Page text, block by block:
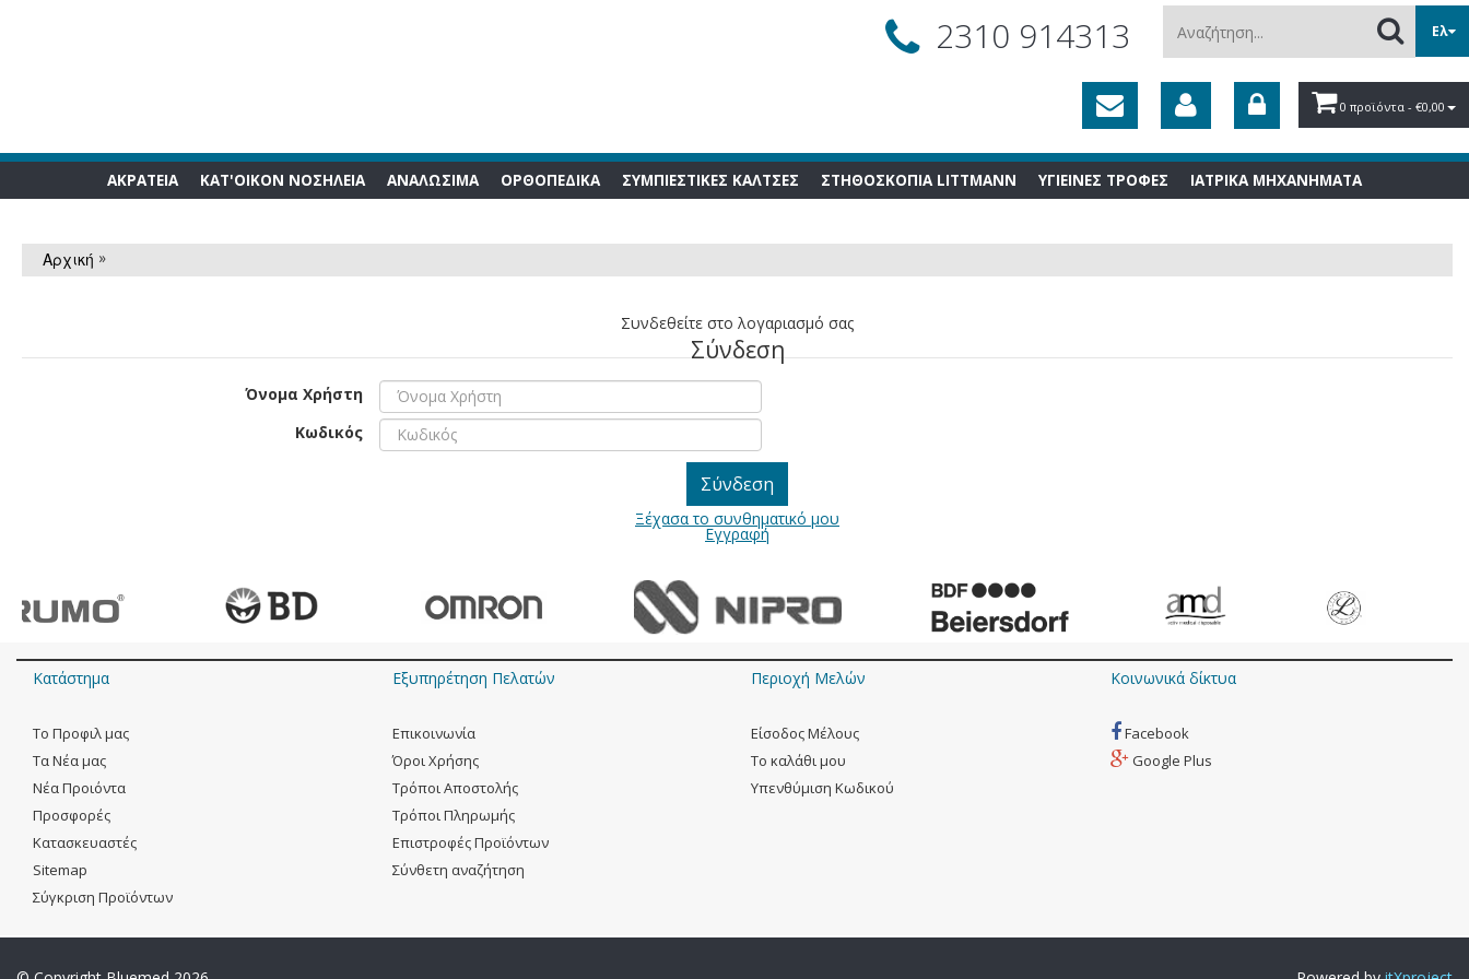
2310 914313
Αναζήτηση...
Ελ
0 προϊόντα - €0,00
ΑΚΡΑΤΕΙΑ ΚΑΤ'ΟΙΚΟΝ ΝΟΣΗΛΕΙΑ ΑΝΑΛΩΣΙΜA ΟΡΘΟΠΕΔΙΚΑ ΣΥΜΠΙΕΣΤΙΚΕΣ ΚΑΛΤΣΕΣ ΣΤΗΘΟΣΚΟΠΙΑ LITTMANN ΥΓΙΕΙΝΕΣ ΤΡΟΦΕΣ ΙΑΤΡΙΚΑ ΜΗΧΑΝΗΜΑΤΑ
Αρχική »
Συνδεθείτε στο λογαριασμό σας
Σύνδεση
Όνομα Χρήστη
Κωδικός
Ξέχασα το συνθηματικό μου
Εγγραφή
Κατάστημα
Tο Προφιλ μας
Tα Νέα μας
Νέα Προιόντα
Προσφορές
Kατασκευαστές
Sitemap
Σύγκριση Προϊόντων
Εξυπηρέτηση Πελατών
Eπικοινωνία
Όροι Χρήσης
Τρόποι Αποστολής
Τρόποι Πληρωμής
Επιστροφές Προϊόντων
Σύνθετη αναζήτηση
Περιοχή Mελών
Eίσοδος Μέλους
To καλάθι μου
Yπενθύμιση Κωδικού
Κοινωνικά δίκτυα
Facebook
Google Plus